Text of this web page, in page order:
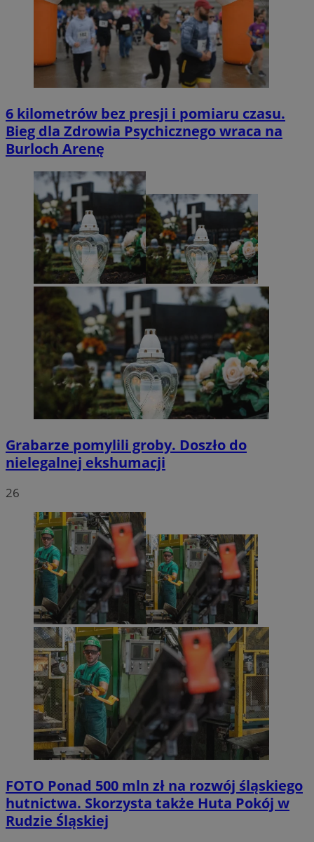
6 kilometrów bez presji i pomiaru czasu.
Bieg dla Zdrowia Psychicznego wraca na
Burloch Arenę
Grabarze pomylili groby. Doszło do
nielegalnej ekshumacji
26
FOTO Ponad 500 mln zł na rozwój śląskiego
hutnictwa. Skorzysta także Huta Pokój w
Rudzie Śląskiej